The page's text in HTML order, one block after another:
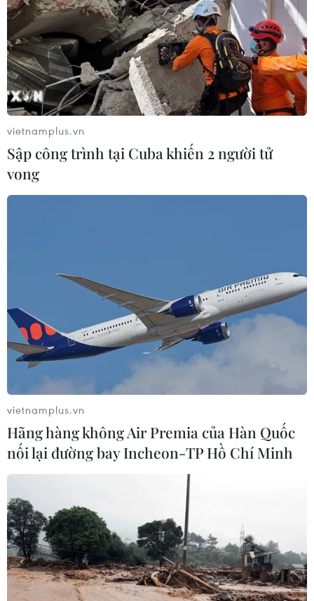
vietnamplus.vn
Sập công trình tại Cuba khiến 2 người tử
vong
vietnamplus.vn
Hãng hàng không Air Premia của Hàn Quốc
nối lại đường bay Incheon-TP Hồ Chí Minh